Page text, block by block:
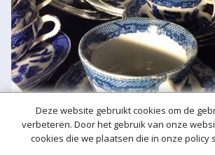
Deze website gebruikt cookies om de
verbeteren. Door het gebruik van onze
cookies die we plaatsen die in onze policy